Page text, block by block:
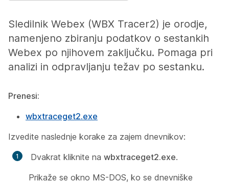
Sledilnik Webex (WBX Tracer2) je orodje,
namenjeno zbiranju podatkov o sestankih
Webex po njihovem zaključku. Pomaga pri
analizi in odpravljanju težav po sestanku.
Prenesi:
wbxtraceget2.exe
Izvedite naslednje korake za zajem dnevnikov:
Dvakrat kliknite na wbxtraceget2.exe.
Prikaže se okno MS-DOS, ko se dnevniške